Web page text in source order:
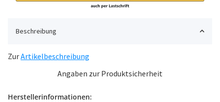
Beschreibung
ZurArtikelbeschreibung
Angaben zur Produktsicherheit
Herstellerinformationen: